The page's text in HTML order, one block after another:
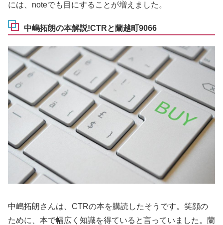
には、noteでも目にすることが増えました。
中嶋拓朗の本解説!CTRと蘭越町9066
中嶋拓朗さんは、CTRの本を購読したそうです。笑顔の
ために、本で幅広く知識を得ていると言っていました。蘭